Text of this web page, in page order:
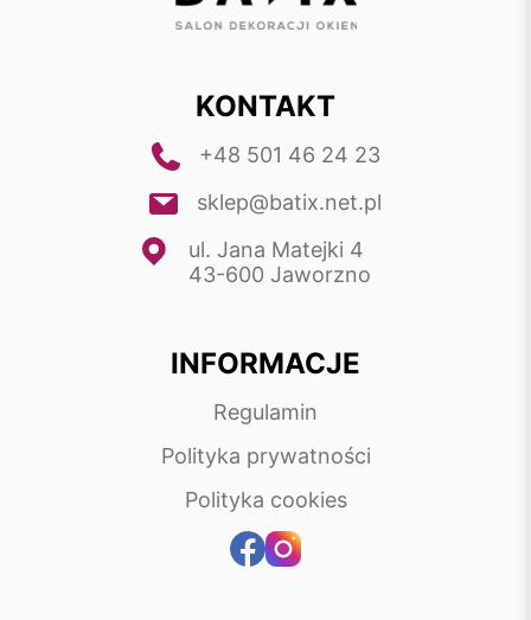
KONTAKT
+48 501 46 24 23
sklep@batix.net.pl
ul. Jana Matejki 4
43-600 Jaworzno
INFORMACJE
Regulamin
Polityka prywatności
Polityka cookies